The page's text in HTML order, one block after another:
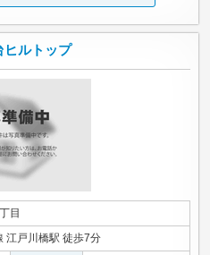
ヒルトップ
目
江戸川橋駅 徒歩7分